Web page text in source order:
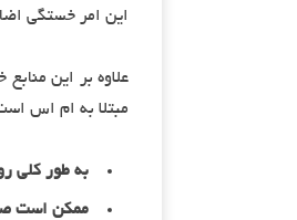
این امر خستگی
مبتلا به ام اس
به طور کلی
ممکن است